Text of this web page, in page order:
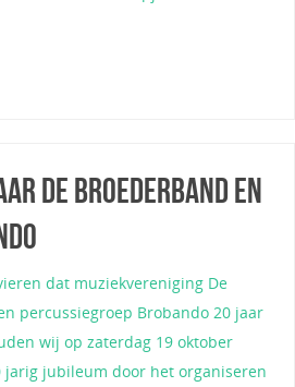
De Broederband en
dat muziekvereniging De
percussiegroep Brobando 20 jaar
wij op zaterdag 19 oktober
jarig jubileum door het organiseren